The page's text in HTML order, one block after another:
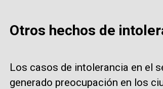
Otros hechos de
Los casos de intolerancia en el
generado preocupación en los